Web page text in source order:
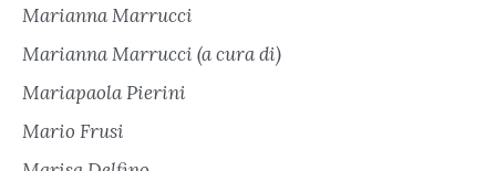
Marianna Marrucci
Marianna Marrucci (a cura di)
Mariapaola Pierini
Mario Frusi